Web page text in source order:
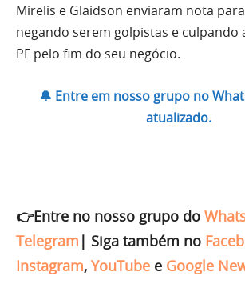
Mirelis e Glaidson enviaram nota
negando serem golpistas e culpando
PF pelo fim do seu negócio.
🔔 Entre em nosso grupo no
atualizado.
👉Entre no nosso grupo do
Telegram | Siga também no
Instagram, YouTube e Google